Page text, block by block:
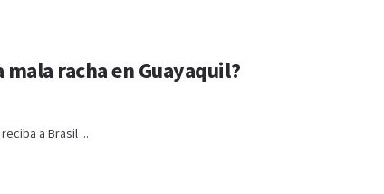
racha en Guayaquil?
a Brasil ...